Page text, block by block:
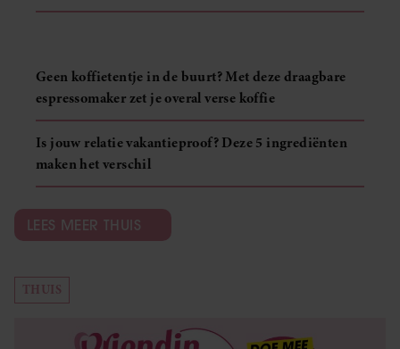
Geen koffietentje in de buurt? Met deze draagbare
espressomaker zet je overal verse koffie
Is jouw relatie vakantieproof? Deze 5 ingrediënten
maken het verschil
LEES MEER THUIS
THUIS